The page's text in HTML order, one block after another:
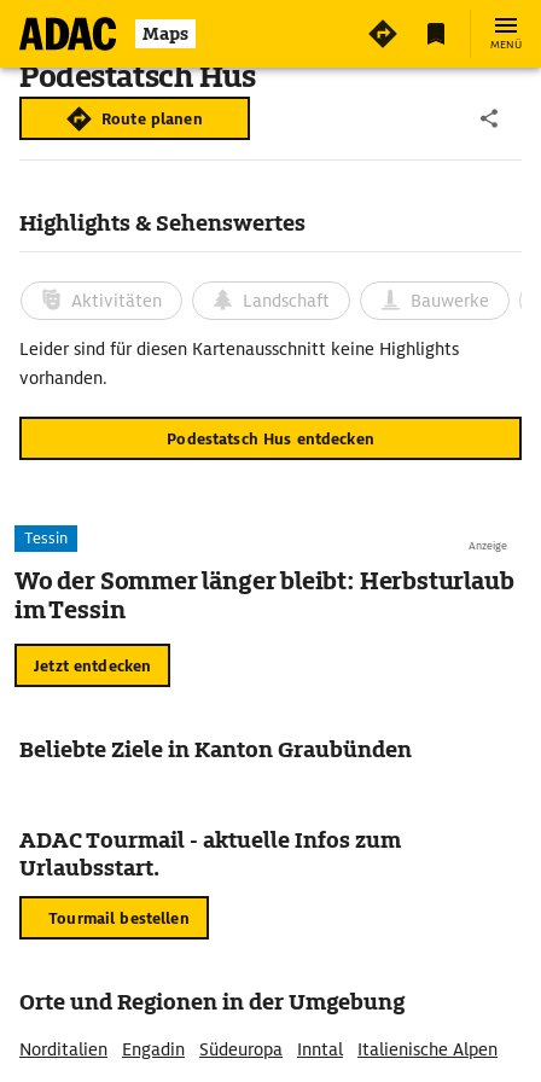
Maps MENÜ
Podestatsch Hus
Route planen
Highlights & Sehenswertes
Aktivitäten Landschaft Bauwerke
Leider sind für diesen Kartenausschnitt keine Highlights
vorhanden.
Podestatsch Hus entdecken
Anzeige
Tessin
Wo der Sommer länger bleibt: Herbsturlaub
im Tessin
Jetzt entdecken
Beliebte Ziele in Kanton Graubünden
ADAC Tourmail - aktuelle Infos zum
Urlaubsstart.
Tourmail bestellen
Orte und Regionen in der Umgebung
Norditalien Engadin Südeuropa Inntal Italienische Alpen